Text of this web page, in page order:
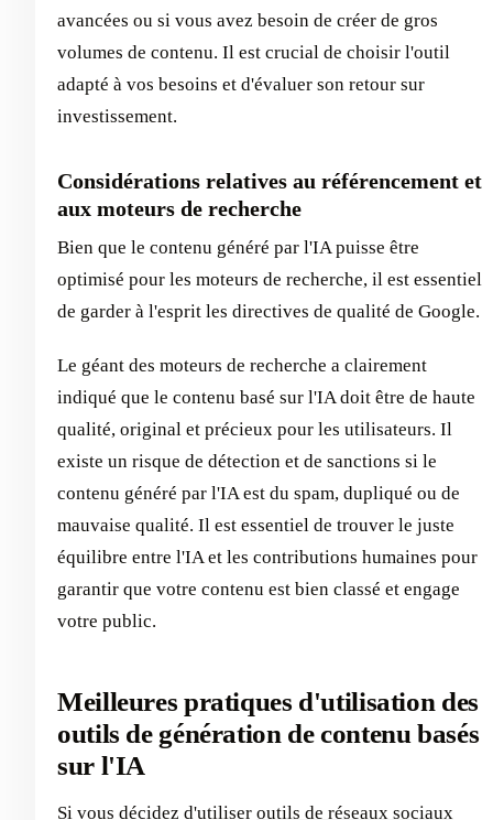
avancées ou si vous avez besoin de créer de gros
volumes de contenu. Il est crucial de choisir l'outil
adapté à vos besoins et d'évaluer son retour sur
investissement.
Considérations relatives au référencement et
aux moteurs de recherche
Bien que le contenu généré par l'IA puisse être
optimisé pour les moteurs de recherche, il est essentiel
de garder à l'esprit les directives de qualité de Google.
Le géant des moteurs de recherche a clairement
indiqué que le contenu basé sur l'IA doit être de haute
qualité, original et précieux pour les utilisateurs. Il
existe un risque de détection et de sanctions si le
contenu généré par l'IA est du spam, dupliqué ou de
mauvaise qualité. Il est essentiel de trouver le juste
équilibre entre l'IA et les contributions humaines pour
garantir que votre contenu est bien classé et engage
votre public.
Meilleures pratiques d'utilisation des
outils de génération de contenu basés
sur l'IA
Si vous décidez d'utiliser outils de réseaux sociaux